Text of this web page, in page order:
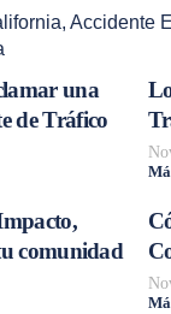
, Accidente
una
de Tráfico
comunidad